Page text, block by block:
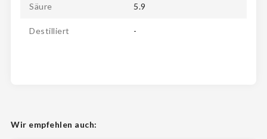
Säure 5.9
Destilliert -
Wir empfehlen auch: